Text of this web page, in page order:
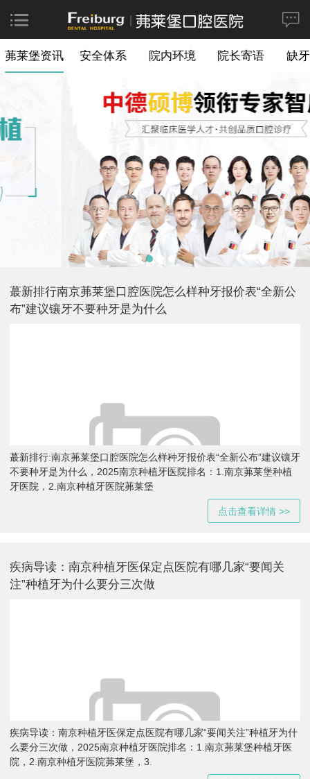
茀莱堡资讯 安全体系 院内环境 院长寄语 缺
蕞新排行南京茀莱堡口腔医院怎么样种牙报价表“全新公
布”建议镶牙不要种牙是为什么
蕞新排行:南京茀莱堡口腔医院怎么样种牙报价表“全新公布”建议镶牙
不要种牙是为什么，2025南京种植牙医院排名：1.南京茀莱堡种植
牙医院，2.南京种植牙医院茀莱堡
点击查看详情 >>
疾病导读：南京种植牙医保定点医院有哪几家“要闻关
注”种植牙为什么要分三次做
疾病导读：南京种植牙医保定点医院有哪几家“要闻关注”种植牙为什
么要分三次做，2025南京种植牙医院排名：1.南京茀莱堡种植牙医
院，2.南京种植牙医院茀莱堡，3.